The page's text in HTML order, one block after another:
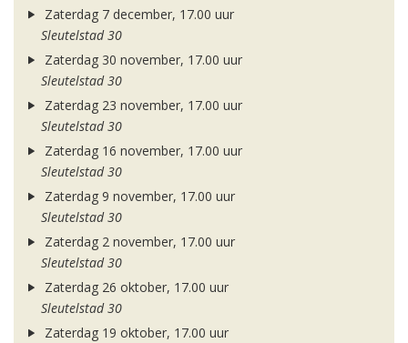
Zaterdag 7 december, 17.00 uur
Sleutelstad 30
Zaterdag 30 november, 17.00 uur
Sleutelstad 30
Zaterdag 23 november, 17.00 uur
Sleutelstad 30
Zaterdag 16 november, 17.00 uur
Sleutelstad 30
Zaterdag 9 november, 17.00 uur
Sleutelstad 30
Zaterdag 2 november, 17.00 uur
Sleutelstad 30
Zaterdag 26 oktober, 17.00 uur
Sleutelstad 30
Zaterdag 19 oktober, 17.00 uur